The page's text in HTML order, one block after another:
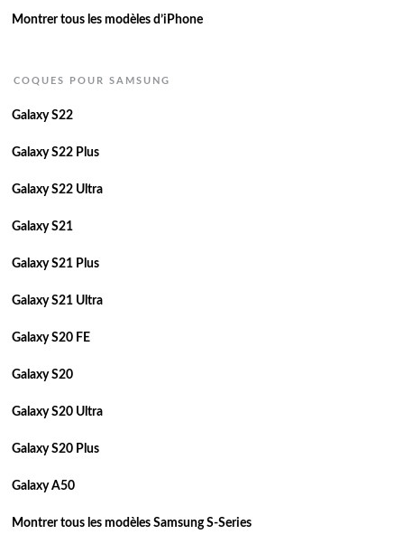
Montrer tous les modèles d’iPhone
COQUES POUR SAMSUNG
Galaxy S22
Galaxy S22 Plus
Galaxy S22 Ultra
Galaxy S21
Galaxy S21 Plus
Galaxy S21 Ultra
Galaxy S20 FE
Galaxy S20
Galaxy S20 Ultra
Galaxy S20 Plus
Galaxy A50
Montrer tous les modèles Samsung S-Series